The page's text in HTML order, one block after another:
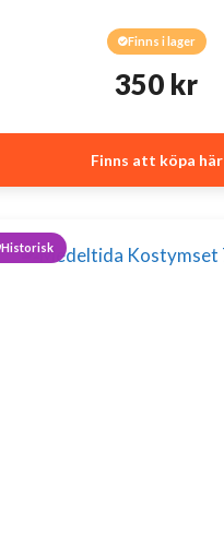
Finns i lager
350 kr
Finns att köpa här
Historisk